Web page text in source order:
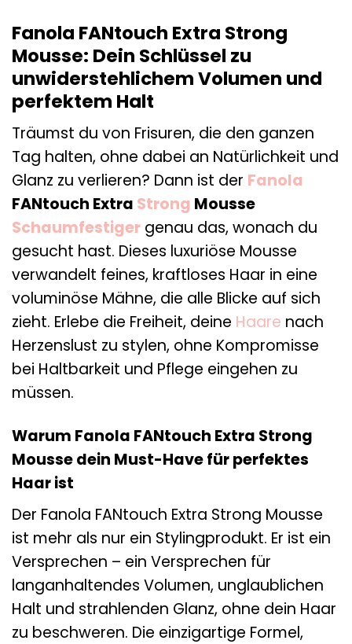
Fanola FANtouch Extra Strong
Mousse: Dein Schlüssel zu
unwiderstehlichem Volumen und
perfektem Halt
Träumst du von Frisuren, die den ganzen
Tag halten, ohne dabei an Natürlichkeit und
Glanz zu verlieren? Dann ist der Fanola
FANtouch Extra Strong Mousse
Schaumfestiger genau das, wonach du
gesucht hast. Dieses luxuriöse Mousse
verwandelt feines, kraftloses Haar in eine
voluminöse Mähne, die alle Blicke auf sich
zieht. Erlebe die Freiheit, deine Haare nach
Herzenslust zu stylen, ohne Kompromisse
bei Haltbarkeit und Pflege eingehen zu
müssen.
Warum Fanola FANtouch Extra Strong
Mousse dein Must-Have für perfektes
Haar ist
Der Fanola FANtouch Extra Strong Mousse
ist mehr als nur ein Stylingprodukt. Er ist ein
Versprechen – ein Versprechen für
langanhaltendes Volumen, unglaublichen
Halt und strahlenden Glanz, ohne dein Haar
zu beschweren. Die einzigartige Formel,